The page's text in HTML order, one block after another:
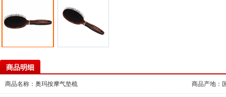
商品明细
商品名称：奥玛按摩气垫梳 商品产地：